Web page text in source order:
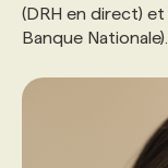
(DRH en direct) et
Banque Nationale).